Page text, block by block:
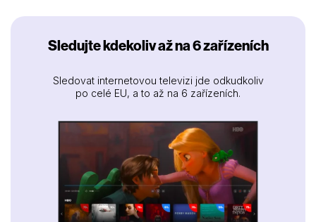
Sledujte kdekoliv až na 6 zařízeních
Sledovat internetovou televizi jde odkudkoliv
po celé EU, a to až na 6 zařízeních.